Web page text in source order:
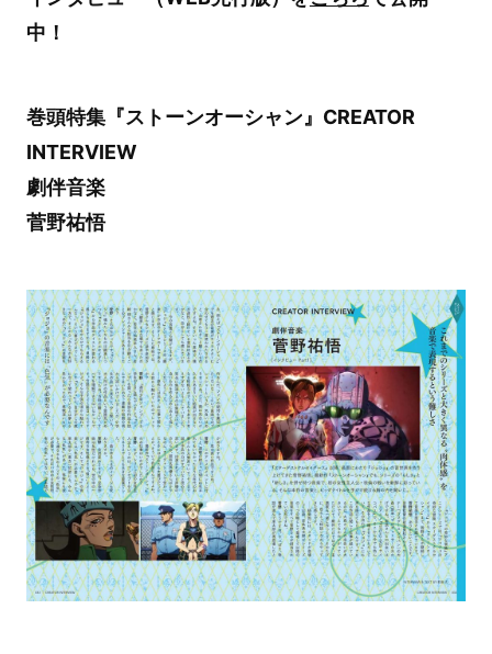
中！
巻頭特集『ストーンオーシャン』CREATOR
INTERVIEW
劇伴音楽
菅野祐悟